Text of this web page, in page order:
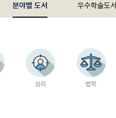
분야별 도서 우수학술도서
심리 법학